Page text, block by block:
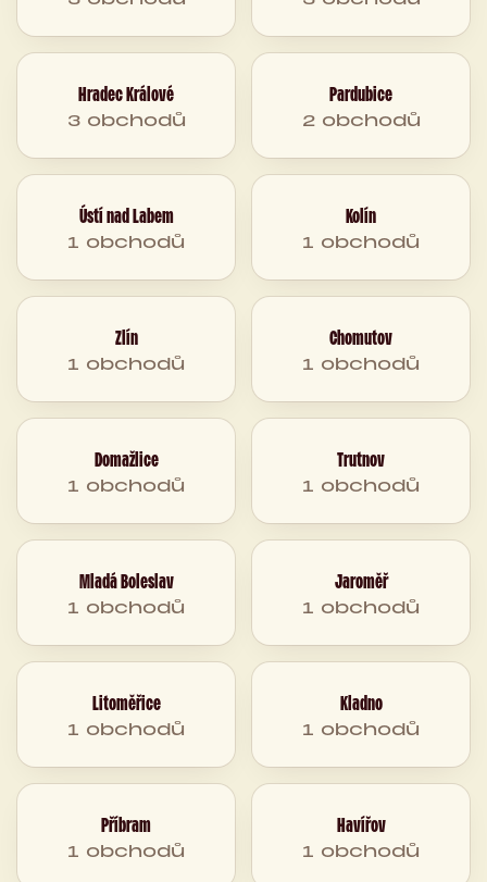
Hradec Králové
3 obchodů
Pardubice
2 obchodů
Ústí nad Labem
1 obchodů
Kolín
1 obchodů
Zlín
1 obchodů
Chomutov
1 obchodů
Domažlice
1 obchodů
Trutnov
1 obchodů
Mladá Boleslav
1 obchodů
Jaroměř
1 obchodů
Litoměřice
1 obchodů
Kladno
1 obchodů
Příbram
1 obchodů
Havířov
1 obchodů